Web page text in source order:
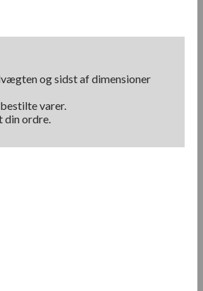
og sidst af dimensioner
varer.
din ordre.